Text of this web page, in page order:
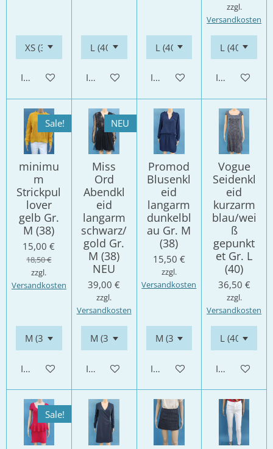
In den WarenkorbIn den WarenkorbIn den Warenkorb
zzgl.
Versandkosten
In den
Sale!
minimu
m
Strickpul
lover
gelb Gr.
M (38)
15,00 €
18,50 €
zzgl.
Versandkosten
In den Warenkorb
NEU
Miss
Ord
Abendkl
eid
langarm
schwarz/
gold Gr.
M (38)
NEU
39,00 €
zzgl.
Versandkosten
In den Warenkorb
Promod
Blusenkl
eid
langarm
dunkelbl
au Gr. M
(38)
15,50 €
zzgl.
Versandkosten
In den Warenkorb
Vogue
Seidenkl
eid
kurzarm
blau/wei
ß
gepunkt
et Gr. L
(40)
36,50 €
zzgl.
Versandkosten
In den
Sale!